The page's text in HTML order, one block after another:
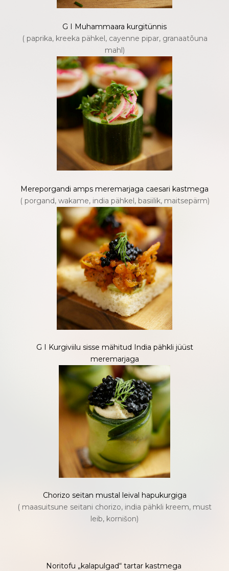
G I Muhammaara kurgitünnis
( paprika, kreeka pähkel, cayenne pipar, granaatõuna
mahl)
Mereporgandi amps meremarjaga caesari kastmega
( porgand, wakame, india pähkel, basiilik, maitsepärm)
G I Kurgiviilu sisse mähitud India pähkli jüüst
meremarjaga
Chorizo seitan mustal leival hapukurgiga
( maasuitsune seitani chorizo, india pähkli kreem, must
leib, kornišon)
Noritofu „kalapulgad“ tartar kastmega